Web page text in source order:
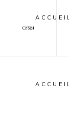
ACCUEIL
ACCUEIL